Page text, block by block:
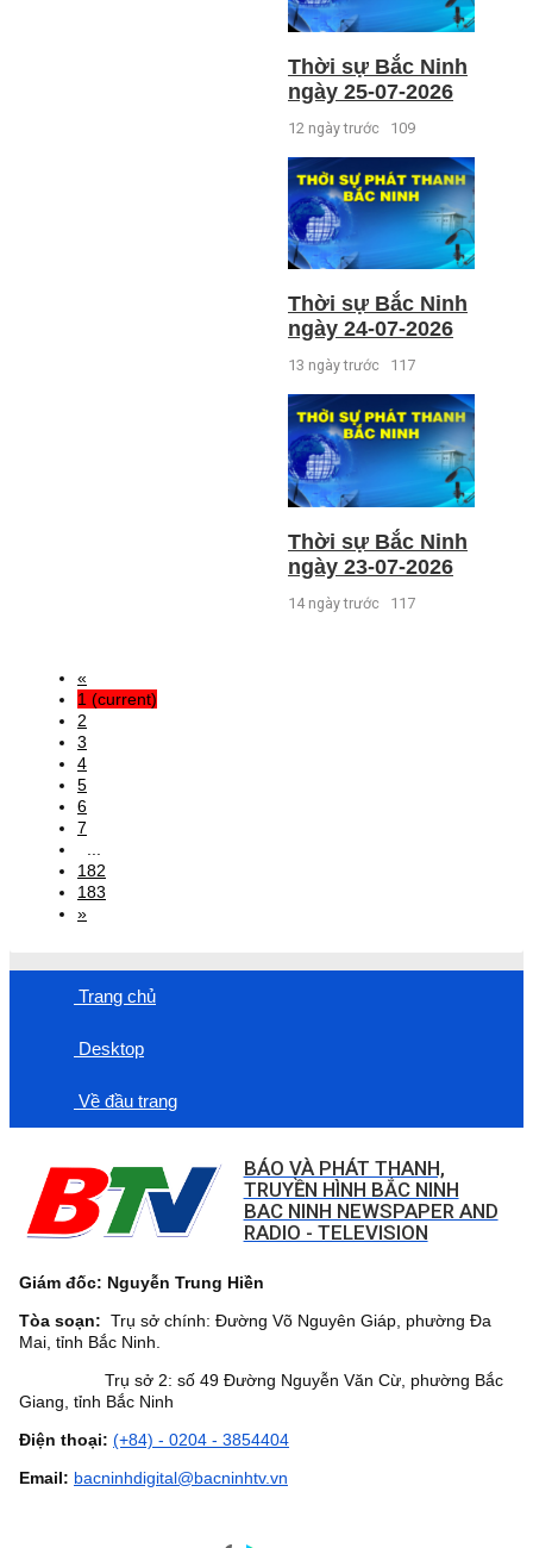
Thời sự Bắc Ninh
ngày 25-07-2026
12 ngày trước 109
Thời sự Bắc Ninh
ngày 24-07-2026
13 ngày trước 117
Thời sự Bắc Ninh
ngày 23-07-2026
14 ngày trước 117
«
1 (current)
2
3
4
5
6
7
182
183
»
Trang chủ
Desktop
Về đầu trang
BÁO VÀ PHÁT THANH,
TRUYỀN HÌNH BẮC NINH
BAC NINH NEWSPAPER AND
RADIO - TELEVISION
Giám đốc: Nguyễn Trung Hiền
Tòa soạn: Trụ sở chính: Đường Võ Nguyên Giáp, phường Đa
Mai, tỉnh Bắc Ninh.
Trụ sở 2: số 49 Đường Nguyễn Văn Cừ, phường Bắc
Giang, tỉnh Bắc Ninh
Điện thoại: (+84) - 0204 - 3854404
Email: bacninhdigital@bacninhtv.vn